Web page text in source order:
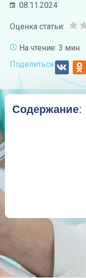
08.11.2024
Оценка статьи:
На чтение: 3 мин.
Поделиться:
Содержание: